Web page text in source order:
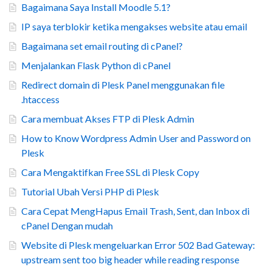
Bagaimana Saya Install Moodle 5.1?
IP saya terblokir ketika mengakses website atau email
Bagaimana set email routing di cPanel?
Menjalankan Flask Python di cPanel
Redirect domain di Plesk Panel menggunakan file
.htaccess
Cara membuat Akses FTP di Plesk Admin
How to Know Wordpress Admin User and Password on
Plesk
Cara Mengaktifkan Free SSL di Plesk Copy
Tutorial Ubah Versi PHP di Plesk
Cara Cepat MengHapus Email Trash, Sent, dan Inbox di
cPanel Dengan mudah
Website di Plesk mengeluarkan Error 502 Bad Gateway:
upstream sent too big header while reading response